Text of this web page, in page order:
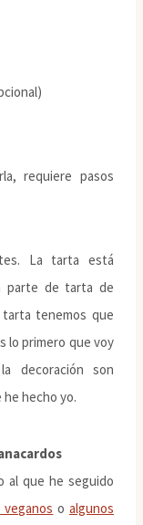
requiere pasos
La tarta está
parte de tarta de
tenemos que
lo primero que voy
decoración son
hecho yo.
al que he seguido
oalgunos